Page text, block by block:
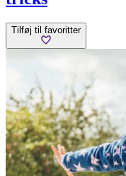
Tilføj til favoritter